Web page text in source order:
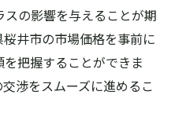
の影響を与えることが期
井市の市場価格を事前に
把握することができま
渉をスムーズに進めるこ